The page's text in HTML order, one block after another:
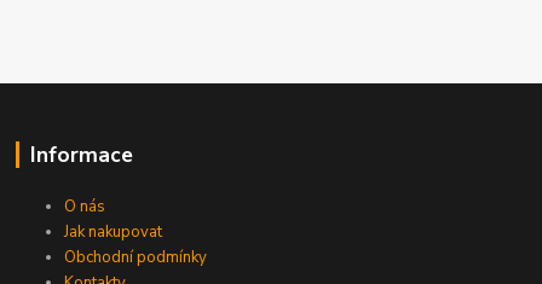
Informace
O nás
Jak nakupovat
Obchodní podmínky